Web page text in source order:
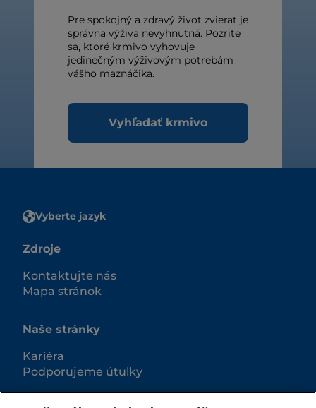
Pre spokojný a zdravý život zvierat je
správna výživa nevyhnutná. Pozrite
sa, ktoré krmivo vyhovuje
jedinečným výživovým potrebám
vášho maznáčika.
Vyhľadať krmivo
Vyberte jazyk
Zdroje
Kontaktujte nás
Mapa stránok
Naše stránky
Kariéra
Podporujeme útulky